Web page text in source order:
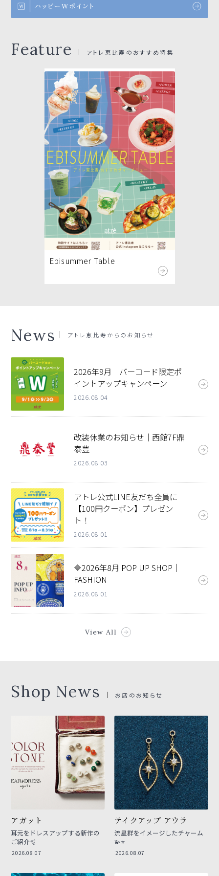
Feature アトレ恵比寿のおすすめ特集
Ebisummer Table
News アトレ恵比寿 からのお知らせ
2026年9月 バーコード限定ポ
イントアップキャンペーン
2026.08.04
改装休業のお知らせ｜西館7F鼎
泰豊
2026.08.03
アトレ公式LINE友だち全員に
【100円クーポン】プレゼン
ト！
2026.08.01
🔷2026年8月 POP UP SHOP｜
FASHION
2026.08.01
View All
Shop News お店のお知らせ
アガット
耳元をドレスアップする新作の
ご紹介🫧
2026.08.07
テイクアップ アウラ
流星群をイメージしたチャーム
💫⭐
2026.08.07